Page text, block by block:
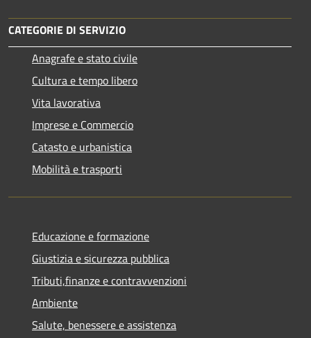
CATEGORIE DI SERVIZIO
Anagrafe e stato civile
Cultura e tempo libero
Vita lavorativa
Imprese e Commercio
Catasto e urbanistica
Mobilità e trasporti
Educazione e formazione
Giustizia e sicurezza pubblica
Tributi,finanze e contravvenzioni
Ambiente
Salute, benessere e assistenza